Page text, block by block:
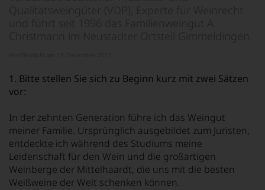
1. Bitte stellen Sie sich zu Beginn kurz mit zwei Sätzen
vor:
In der zehnten Generation führe ich das Weingut
meiner Familie. Ursprünglich ausgebildet zum Juristen,
entdeckte ich während des Studiums meine
Leidenschaft für den Wein und die großartigen
Weinberge der Mittelhaardt, die uns mit die besten
Weißweine der Welt schenken können.